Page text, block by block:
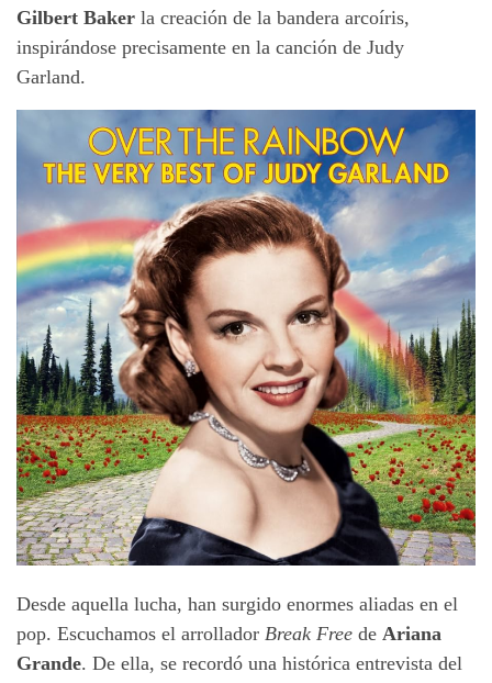
Gilbert Baker la creación de la bandera arcoíris,
inspirándose precisamente en la canción de Judy
Garland.
Desde aquella lucha, han surgido enormes aliadas en el
pop. Escuchamos el arrollador Break Free de Ariana
Grande. De ella, se recordó una histórica entrevista del